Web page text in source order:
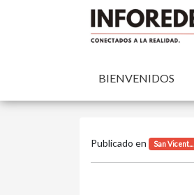
BIENVENIDOS
Publicado en San Vicent...